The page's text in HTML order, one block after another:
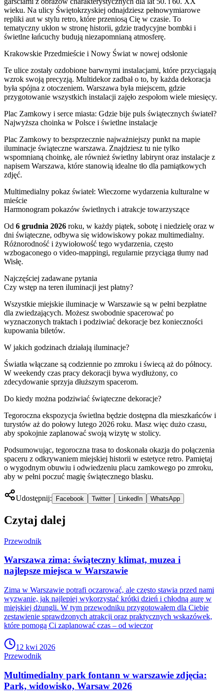
wieku. Na ulicy Świętokrzyskiej odnajdziesz pełnowymiarowe
repliki aut w stylu retro, które przeniosą Cię w czasie. To
tematyczny ukłon w stronę historii, gdzie tradycyjne bombki i
świetlne łańcuchy budują niezapomnianą atmosferę.
Krakowskie Przedmieście i Nowy Świat w nowej odsłonie
Te ulice zostały ozdobione barwnymi instalacjami, które przyciągają
wzrok swoją precyzją. Multidekor zadbał o to, by każda dekoracja
była spójna z otoczeniem. Warszawa była miejscem, gdzie
przygotowanie wszystkich instalacji zajęło zespołom wiele miesięcy.
Plac Zamkowy i serce miasta: Gdzie bije puls świątecznych świateł?
Najwyższa choinka w Polsce i świetlne instalacje
Plac Zamkowy to bezsprzecznie najważniejszy punkt na mapie
iluminacje świąteczne warszawa. Znajdziesz tu nie tylko
wspomnianą choinkę, ale również świetlny labirynt oraz instalacje z
napisem Warszawa, które stanowią idealne tło dla pamiątkowych
zdjęć.
Multimedialny pokaz świateł: Wieczorne wydarzenia kulturalne w
mieście
Harmonogram pokazów świetlnych i atrakcje towarzyszące
Od 6 grudnia 2026 roku, w każdy piątek, sobotę i niedzielę oraz w
dni świąteczne, odbywa się widowiskowy pokaz multimedialny.
Różnorodność i żywiołowość tego wydarzenia, często
wzbogaconego o video-mappingi, regularnie przyciąga tłumy nad
Wisłę.
Najczęściej zadawane pytania
Czy wstęp na teren iluminacji jest płatny?
Wszystkie miejskie iluminacje w Warszawie są w pełni bezpłatne
dla zwiedzających. Możesz swobodnie spacerować po
wyznaczonych traktach i podziwiać dekoracje bez konieczności
kupowania biletów.
W jakich godzinach działają iluminacje?
Światła włączane są codziennie po zmroku i świecą aż do północy.
W weekendy czas pracy dekoracji bywa wydłużony, co
zdecydowanie sprzyja dłuższym spacerom.
Do kiedy można podziwiać świąteczne dekoracje?
Tegoroczna ekspozycja świetlna będzie dostępna dla mieszkańców i
turystów aż do połowy lutego 2026 roku. Masz więc dużo czasu,
aby spokojnie zaplanować swoją wizytę w stolicy.
Podsumowując, tegoroczna trasa to doskonała okazja do połączenia
spaceru z odkrywaniem miejskiej historii w estetyce retro. Pamiętaj
o wygodnym obuwiu i odwiedzeniu placu zamkowego po zmroku,
aby w pełni poczuć magię świątecznego blasku.
Udostępnij: Facebook Twitter LinkedIn WhatsApp
Czytaj dalej
Przewodnik
Warszawa zima: świąteczny klimat, muzea i
najlepsze miejsca w Warszawie
Zima w Warszawie potrafi oczarować, ale często stawia przed nami
wyzwanie, jak najlepiej wykorzystać krótki dzień i chłodną aurę w
miejskiej dżungli. W tym przewodniku przygotowałem dla Ciebie
zestawienie sprawdzonych atrakcji oraz praktycznych wskazówek,
które pomogą Ci zaplanować czas – od wieczor
12 kwi 2026
Przewodnik
Multimedialny park fontann w warszawie zdjęcia:
Park, widowisko, Warsaw 2026